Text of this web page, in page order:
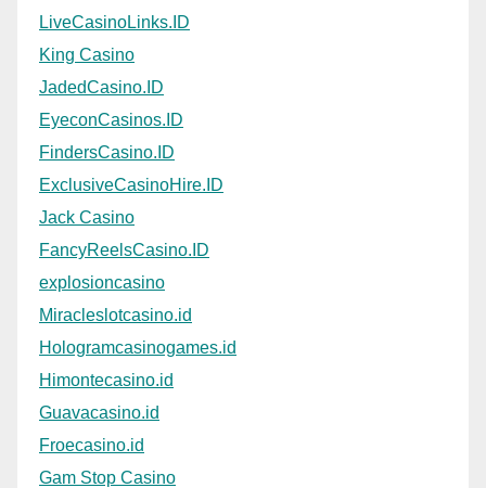
LiveCasinoLinks.ID
King Casino
JadedCasino.ID
EyeconCasinos.ID
FindersCasino.ID
ExclusiveCasinoHire.ID
Jack Casino
FancyReelsCasino.ID
explosioncasino
Miracleslotcasino.id
Hologramcasinogames.id
Himontecasino.id
Guavacasino.id
Froecasino.id
Gam Stop Casino